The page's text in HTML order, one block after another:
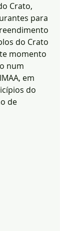
Crato,
para
do Crato
momento
num
em
do
de